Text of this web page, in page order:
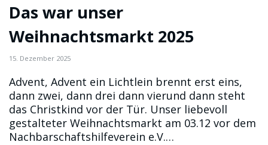
Das war unser
Weihnachtsmarkt 2025
15. Dezember 2025
Advent, Advent ein Lichtlein brennt erst eins,
dann zwei, dann drei dann vierund dann steht
das Christkind vor der Tür. Unser liebevoll
gestalteter Weihnachtsmarkt am 03.12 vor dem
Nachbarschaftshilfeverein e.V.…